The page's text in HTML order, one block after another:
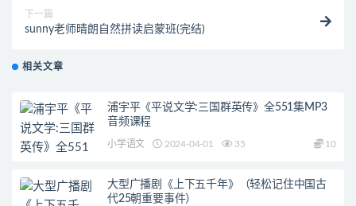
下一篇
sunny老师晴朗自然拼读启蒙班(完结)
相关文章
浦宇平《平说文学:三国群英传》全551集MP3
音频课程
小学语文 2024-04-01 35 10
大型广播剧《上下五千年》（轻松记住中国古
代25朝重要事件）